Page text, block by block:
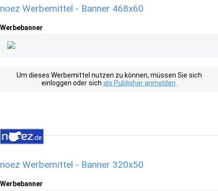
noez Werbemittel - Banner 468x60
Werbebanner
Um dieses Werbemittel nutzen zu können, müssen Sie sich
einloggen oder sich als Publisher anmelden
noez Werbemittel - Banner 320x50
Werbebanner